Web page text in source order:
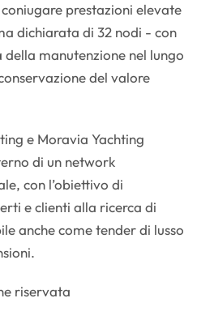
prestazioni elevate
dichiarata di 32 nodi - con
manutenzione nel lungo
del valore
e Moravia Yachting
di un network
con l’obiettivo di
e clienti alla ricerca di
anche come tender di lusso
riservata